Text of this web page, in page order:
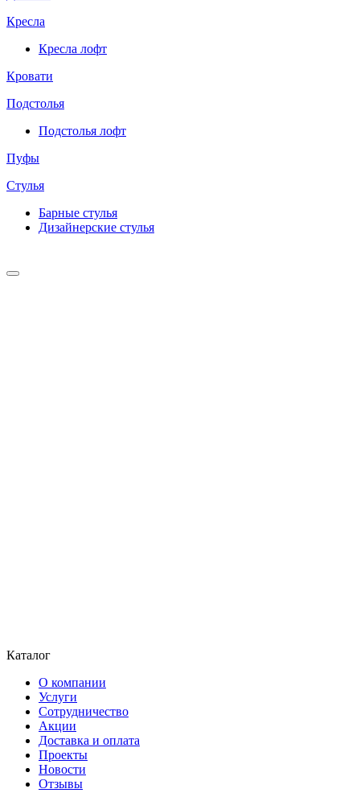
Кресла
Кресла лофт
Кровати
Подстолья
Подстолья лофт
Пуфы
Стулья
Барные cтулья
Дизайнерские cтулья
Каталог
О компании
Услуги
Сотрудничество
Акции
Доставка и оплата
Проекты
Новости
Отзывы